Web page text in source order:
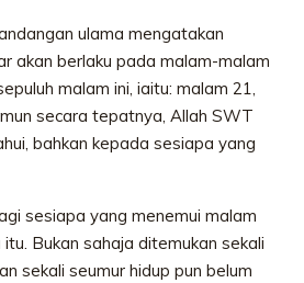
ulama mengatakan
akan berlaku pada malam-malam
malam ini, iaitu: malam 21,
secara tepatnya, Allah SWT
bahkan kepada sesiapa yang
sesiapa yang menemui malam
Bukan sahaja ditemukan sekali
sekali seumur hidup pun belum